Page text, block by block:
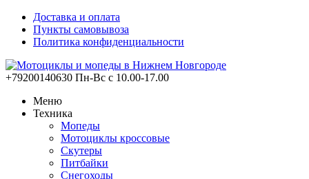
Доставка и оплата
Пункты самовывоза
Политика конфиденциальности
+79200140630 Пн-Вс с 10.00-17.00
Меню
Техника
Мопеды
Мотоциклы кроссовые
Скутеры
Питбайки
Снегоходы